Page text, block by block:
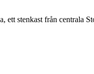
stenkast från centrala